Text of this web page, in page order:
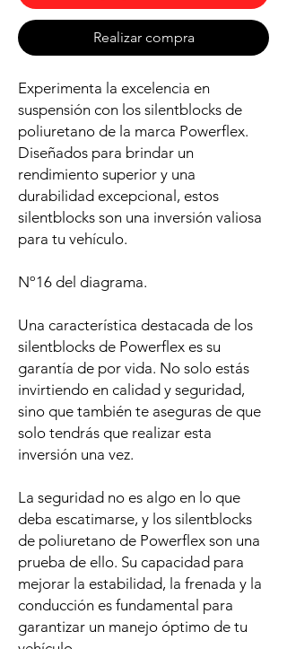
Realizar compra
Experimenta la excelencia en
suspensión con los silentblocks de
poliuretano de la marca Powerflex.
Diseñados para brindar un
rendimiento superior y una
durabilidad excepcional, estos
silentblocks son una inversión valiosa
para tu vehículo.
Nº16 del diagrama.
Una característica destacada de los
silentblocks de Powerflex es su
garantía de por vida. No solo estás
invirtiendo en calidad y seguridad,
sino que también te aseguras de que
solo tendrás que realizar esta
inversión una vez.
La seguridad no es algo en lo que
deba escatimarse, y los silentblocks
de poliuretano de Powerflex son una
prueba de ello. Su capacidad para
mejorar la estabilidad, la frenada y la
conducción es fundamental para
garantizar un manejo óptimo de tu